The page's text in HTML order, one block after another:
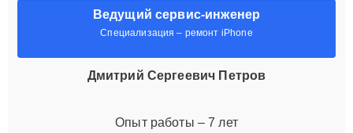
Ведущий сервис-инженер
Специализация – ремонт iPhone
Дмитрий Сергеевич Петров
Опыт работы – 7 лет